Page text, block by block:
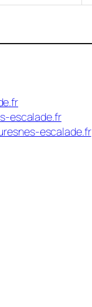
escalade.fr
escalade.fr